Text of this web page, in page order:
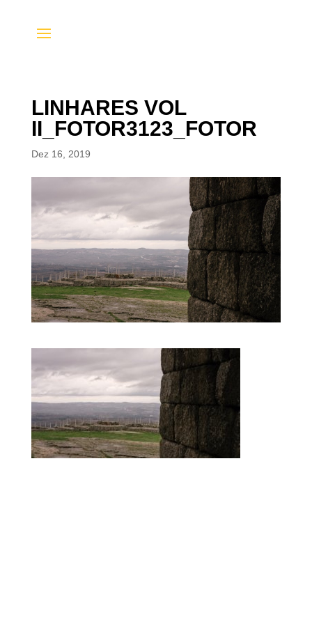
LINHARES VOL
II_FOTOR3123_FOTOR
Dez 16, 2019